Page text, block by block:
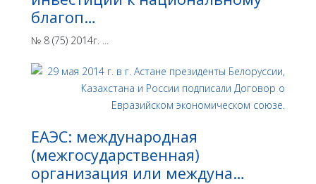
благоп…
№ 8 (75) 2014г. ...
ЕАЭС: международная
(межгосударственная)
организация или междуна…